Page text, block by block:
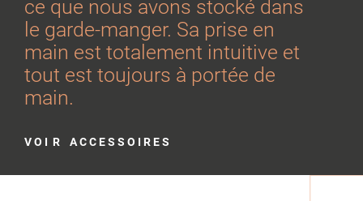
ce que nous avons stocké dans
le garde-manger. Sa prise en
main est totalement intuitive et
tout est toujours à portée de
main.
V O I R A C C E S S O I R E S